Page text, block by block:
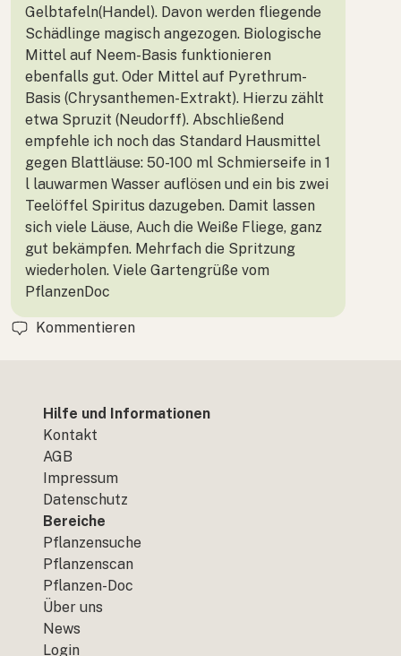
Gelbtafeln(Handel). Davon werden fliegende
Schädlinge magisch angezogen. Biologische
Mittel auf Neem-Basis funktionieren
ebenfalls gut. Oder Mittel auf Pyrethrum-
Basis (Chrysanthemen-Extrakt). Hierzu zählt
etwa Spruzit (Neudorff). Abschließend
empfehle ich noch das Standard Hausmittel
gegen Blattläuse: 50-100 ml Schmierseife in 1
l lauwarmen Wasser auflösen und ein bis zwei
Teelöffel Spiritus dazugeben. Damit lassen
sich viele Läuse, Auch die Weiße Fliege, ganz
gut bekämpfen. Mehrfach die Spritzung
wiederholen. Viele Gartengrüße vom
PflanzenDoc
Kommentieren
Hilfe und Informationen
Kontakt
AGB
Impressum
Datenschutz
Bereiche
Pflanzensuche
Pflanzenscan
Pflanzen-Doc
Über uns
News
Login